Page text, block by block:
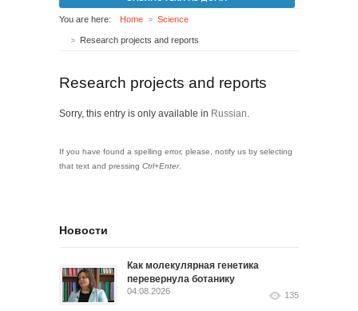
You are here: Home Science
Research projects and reports
Research projects and reports
Sorry, this entry is only available in Russian.
If you have found a spelling error, please, notify us by selecting
that text and pressing Ctrl+Enter.
Новости
Как молекулярная генетика
перевернула ботанику
04.08.2026 135